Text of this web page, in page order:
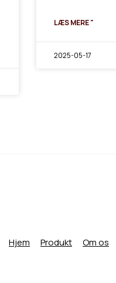
LÆS MERE "
2025-05-17
Hjem Produkt Om os